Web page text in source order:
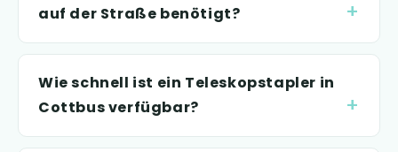
auf der Straße benötigt?
Wie schnell ist ein Teleskopstapler in
Cottbus verfügbar?